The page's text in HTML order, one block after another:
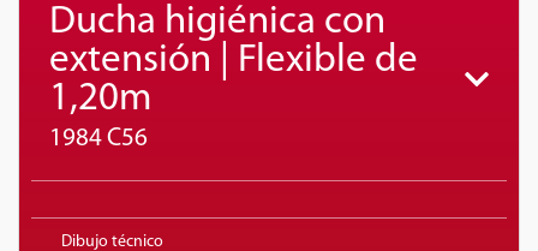
Ducha higiénica con
extensión | Flexible de
1,20m
1984 C56
Dibujo técnico